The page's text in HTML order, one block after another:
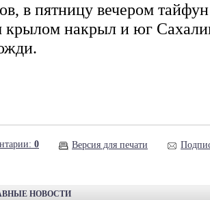
в пятницу вечером
крылом накрыл и юг
0 Версия для печати
НОВОСТИ